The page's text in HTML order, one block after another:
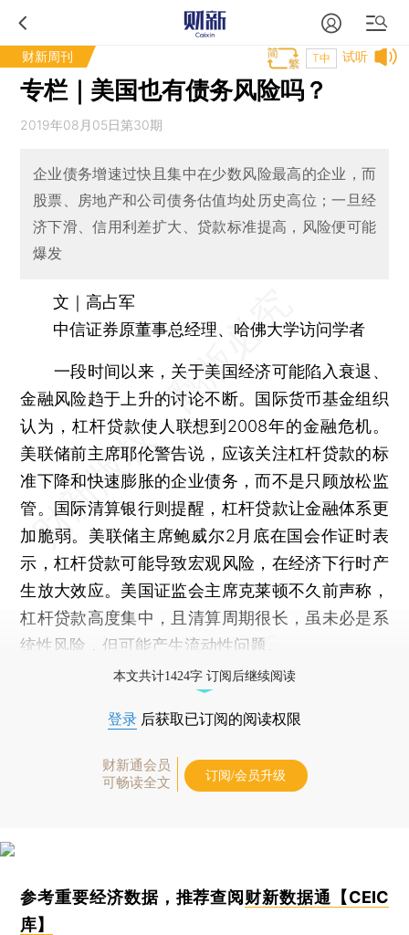
财新周刊 试听
T中
专栏｜美国也有债务风险吗？
2019年08月05日第30期
企业债务增速过快且集中在少数风险最高的企业，而
股票、房地产和公司债务估值均处历史高位；一旦经
济下滑、信用利差扩大、贷款标准提高，风险便可能
爆发
文｜高占军
中信证券原董事总经理、哈佛大学访问学者
一段时间以来，关于美国经济可能陷入衰退、
金融风险趋于上升的讨论不断。国际货币基金组织
认为，杠杆贷款使人联想到2008年的金融危机。
美联储前主席耶伦警告说，应该关注杠杆贷款的标
准下降和快速膨胀的企业债务，而不是只顾放松监
管。国际清算银行则提醒，杠杆贷款让金融体系更
加脆弱。美联储主席鲍威尔2月底在国会作证时表
示，杠杆贷款可能导致宏观风险，在经济下行时产
生放大效应。美国证监会主席克莱顿不久前声称，
杠杆贷款高度集中，且清算周期很长，虽未必是系
统性风险，但可能产生流动性问题。
本文共计1424字 订阅后继续阅读
登录 后获取已订阅的阅读权限
财新通会员
可畅读全文
订阅/会员升级
参考重要经济数据，推荐查阅 财新数据通【CEIC
库】